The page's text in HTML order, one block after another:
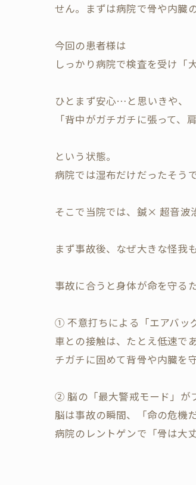
せん。まずは病院で骨や内臓
今回の患者様は
しっかり病院で検査を受け「
​ひとまず安心…と思いきや、
「背中がガチガチに張って、
という状態。
病院では湿布だけだったそうで
そこで当院では、鍼× 超音波
まず事故後、なぜ大きな怪我
事故に合うと​身体が命を守る
​① 不意打ちによる「エアバッ
車との接触は、たとえ低速で
チガチに固めて背骨や内臓を
​② 脳の「最大警戒モード」が
脳は事故の瞬間、「命の危機
病院のレントゲンで「骨は大